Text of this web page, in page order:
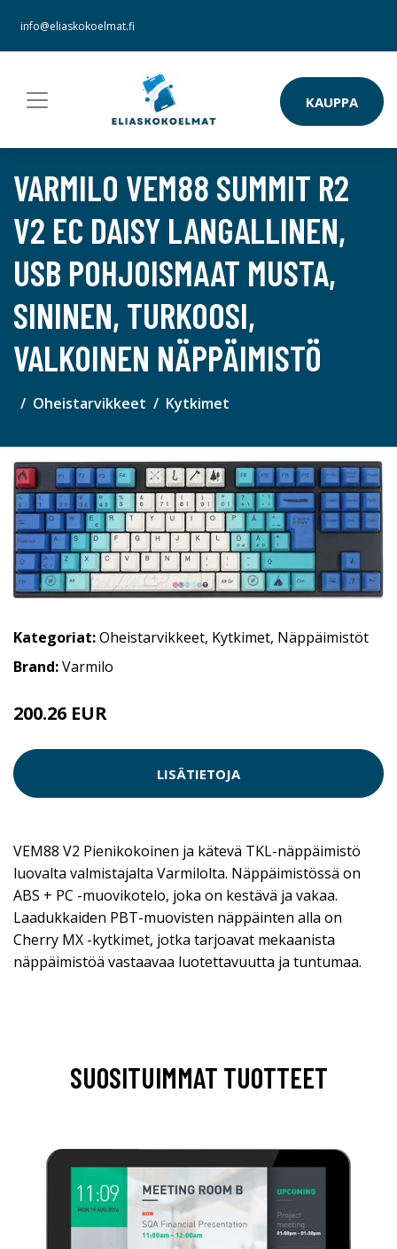
info@eliaskokoelmat.fi
KAUPPA
VARMILO VEM88 SUMMIT R2
V2 EC DAISY LANGALLINEN,
USB POHJOISMAAT MUSTA,
SININEN, TURKOOSI,
VALKOINEN NÄPPÄIMISTÖ
Oheistarvikkeet Kytkimet
Kategoriat:Oheistarvikkeet, Kytkimet, Näppäimistöt
Brand:Varmilo
200.26 EUR
LISÄTIETOJA
VEM88 V2 Pienikokoinen ja kätevä TKL-näppäimistö
luovalta valmistajalta Varmilolta. Näppäimistössä on
ABS + PC -muovikotelo, joka on kestävä ja vakaa.
Laadukkaiden PBT-muovisten näppäinten alla on
Cherry MX -kytkimet, jotka tarjoavat mekaanista
näppäimistöä vastaavaa luotettavuutta ja tuntumaa.
SUOSITUIMMAT TUOTTEET